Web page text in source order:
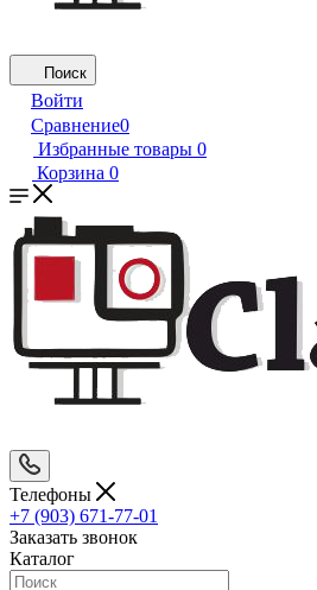
Поиск
Войти
Сравнение0
Избранные товары 0
Корзина 0
Телефоны
+7 (903) 671-77-01
Заказать звонок
Каталог